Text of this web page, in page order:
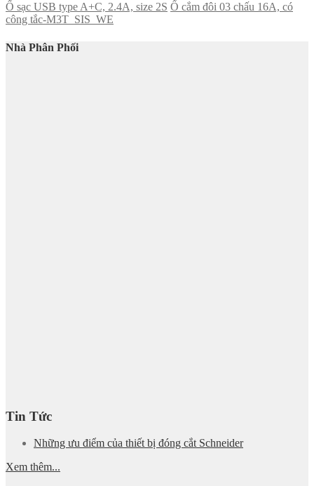
Ổ sạc USB type A+C, 2.4A, size 2S Ổ cắm đôi 03 chấu 16A, có
công tắc-M3T_SIS_WE
Nhà Phân Phối
Tin Tức
Những ưu điểm của thiết bị đóng cắt Schneider
Xem thêm...